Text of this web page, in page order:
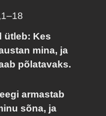
ütleb: Kes
mina, ja
põlatavaks.
armastab
sõna, ja